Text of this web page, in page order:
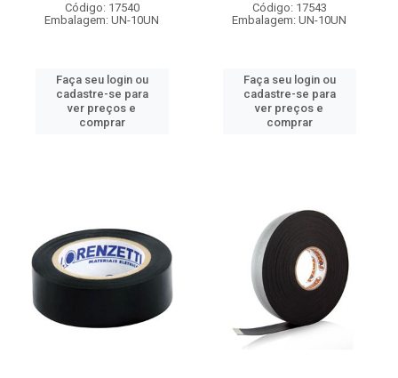
Código: 17540
Embalagem: UN-10UN
Faça seu login ou
cadastre-se para
ver preços e
comprar
Código: 17543
Embalagem: UN-10UN
Faça seu login ou
cadastre-se para
ver preços e
comprar